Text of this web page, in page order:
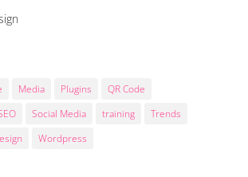
Media Plugins
QR Code
Social Media training
Trends
Wordpress